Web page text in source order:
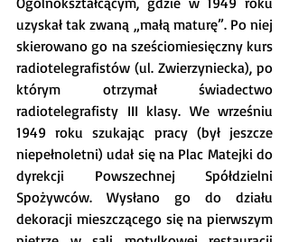
uzyskał tak zwaną „małą maturę”. Po niej
skierowano go na sześciomiesięczny kurs
radiotelegrafistów (ul. Zwierzyniecka), po
którym otrzymał świadectwo
radiotelegrafisty III klasy. We wrześniu
1949 roku szukając pracy (był jeszcze
niepełnoletni) udał się na Plac Matejki do
dyrekcji Powszechnej Spółdzielni
Spożywców. Wysłano go do działu
dekoracji mieszczącego się na pierwszym